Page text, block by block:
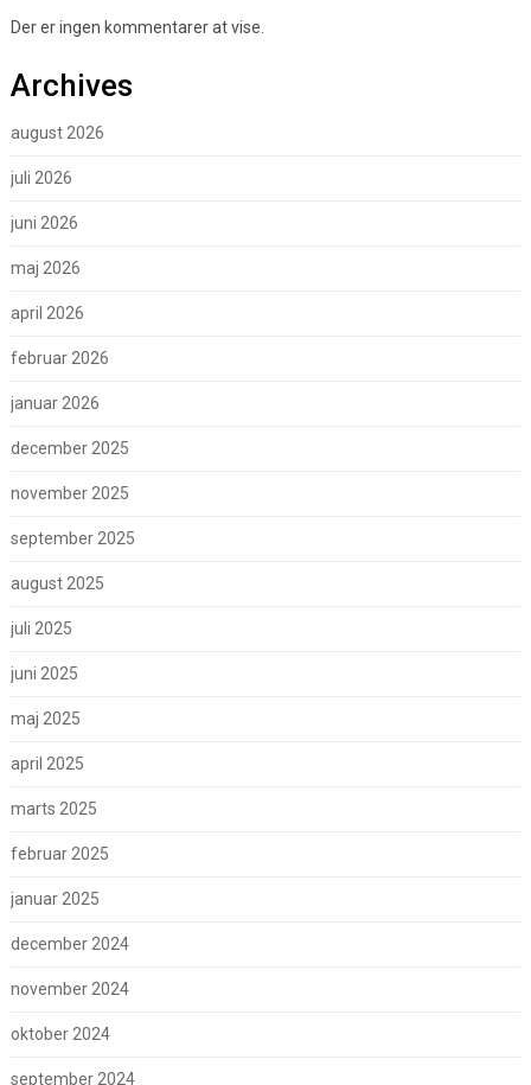
Der er ingen kommentarer at vise.
Archives
august 2026
juli 2026
juni 2026
maj 2026
april 2026
februar 2026
januar 2026
december 2025
november 2025
september 2025
august 2025
juli 2025
juni 2025
maj 2025
april 2025
marts 2025
februar 2025
januar 2025
december 2024
november 2024
oktober 2024
september 2024